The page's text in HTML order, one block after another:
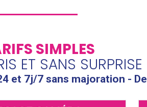
SIMPLES
ET SANS SURPRISE
et 7j/7 sans majoration -